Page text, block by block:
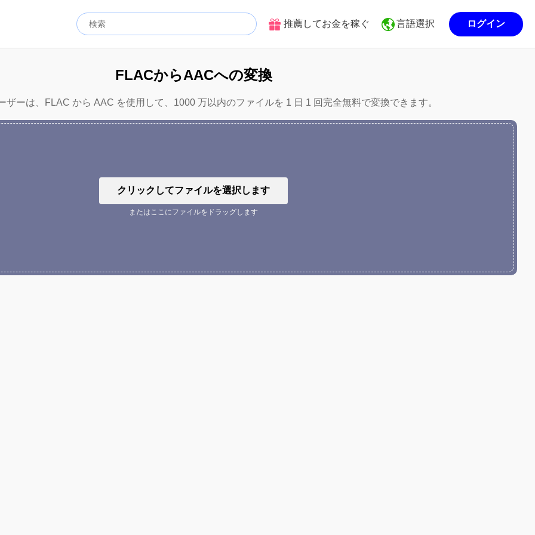
推薦してお金を稼ぐ 言語選択 ログイン
FLACからAACへの変換
ザーは、FLAC から AAC を使用して、1000 万以内のファイルを 1 日 1 回完全無料で変換できます。
クリックしてファイルを選択します
またはここにファイルをドラッグします